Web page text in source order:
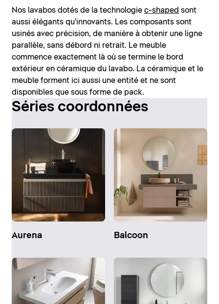
Nos lavabos dotés de la technologie c-shaped sont
aussi élégants qu'innovants. Les composants sont
usinés avec précision, de manière à obtenir une ligne
parallèle, sans débord ni retrait. Le meuble
commence exactement là où se termine le bord
extérieur en céramique du lavabo. La céramique et le
meuble forment ici aussi une entité et ne sont
disponibles que sous forme de pack.
Séries coordonnées
Aurena Balcoon